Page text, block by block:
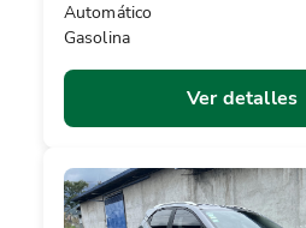
Automático
Gasolina
Ver detalles